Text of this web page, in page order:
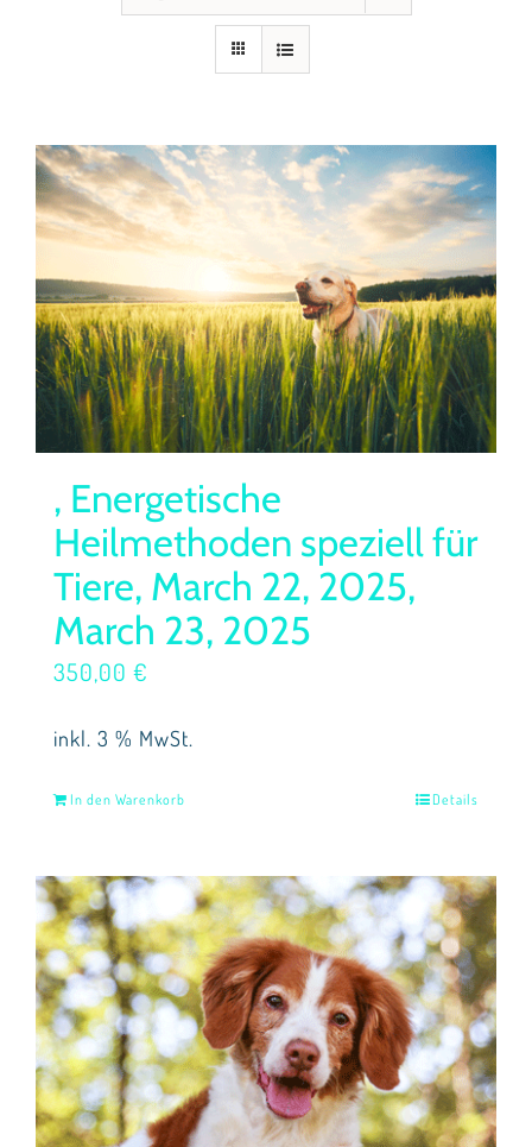
Aufzeichnungen
Kontakt
Warenkorb
Mein Konto
, Energetische
Heilmethoden speziell für
Tiere, March 22, 2025,
March 23, 2025
350,00 €
inkl. 3 % MwSt.
In den Warenkorb Details